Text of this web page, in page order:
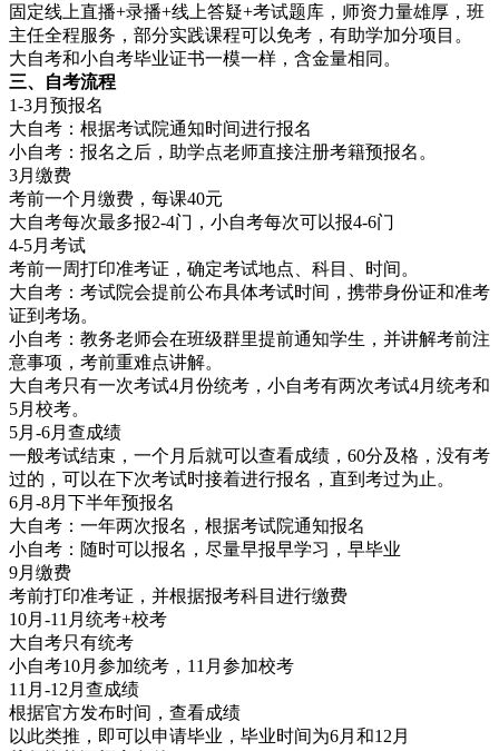
固定线上直播+录播+线上答疑+考试题库，师资力量雄厚，班
主任全程服务，部分实践课程可以免考，有助学加分项目。
大自考和小自考毕业证书一模一样，含金量相同。
三、自考流程
1-3月预报名
大自考：根据考试院通知时间进行报名
小自考：报名之后，助学点老师直接注册考籍预报名。
3月缴费
考前一个月缴费，每课40元
大自考每次最多报2-4门，小自考每次可以报4-6门
4-5月考试
考前一周打印准考证，确定考试地点、科目、时间。
大自考：考试院会提前公布具体考试时间，携带身份证和准考
证到考场。
小自考：教务老师会在班级群里提前通知学生，并讲解考前注
意事项，考前重难点讲解。
大自考只有一次考试4月份统考，小自考有两次考试4月统考和
5月校考。
5月-6月查成绩
一般考试结束，一个月后就可以查看成绩，60分及格，没有考
过的，可以在下次考试时接着进行报名，直到考过为止。
6月-8月下半年预报名
大自考：一年两次报名，根据考试院通知报名
小自考：随时可以报名，尽量早报早学习，早毕业
9月缴费
考前打印准考证，并根据报考科目进行缴费
10月-11月统考+校考
大自考只有统考
小自考10月参加统考，11月参加校考
11月-12月查成绩
根据官方发布时间，查看成绩
以此类推，即可以申请毕业，毕业时间为6月和12月